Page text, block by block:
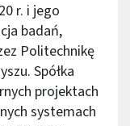
r. i jego
badań,
Politechnikę
Spółka
projektach
systemach